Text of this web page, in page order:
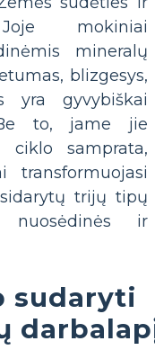
mokiniai
mineralų
blizgesys,
yra gyvybiškai
Be to, jame jie
ciklo samprata,
transformuojasi
trijų tipų
nuosėdinės ir
sudaryti